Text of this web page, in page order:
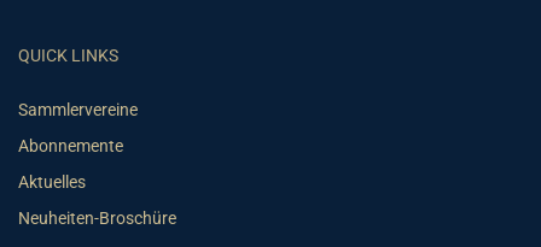
QUICK LINKS
Sammlervereine
Abonnemente
Aktuelles
Neuheiten-Broschüre